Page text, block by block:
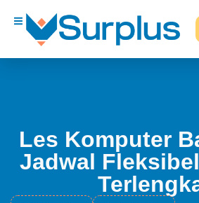
Les Komputer
Jadwal